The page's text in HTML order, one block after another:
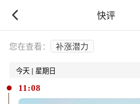
快评
下拉刷新
您在查看： 补涨潜力
今天 | 星期日
11:08